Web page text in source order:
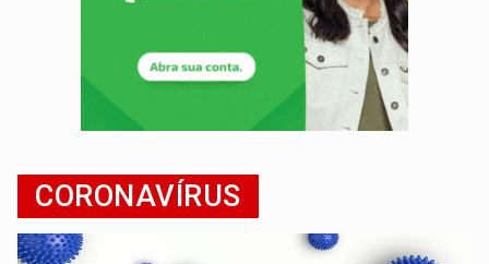
DO HOSPITAL AO CAMPO:Veja as mais de 200 ações de Marcos
EXPANSÃO:Grupo Nova Era amplia presença em PVH e transforma Aramix
VÍDEO: Líder religioso é preso por abusar de fiéis sob pretexto de
LAMENTÁVEL:Mulher é encontrada morta dentro de residência
CORONAVÍRUS